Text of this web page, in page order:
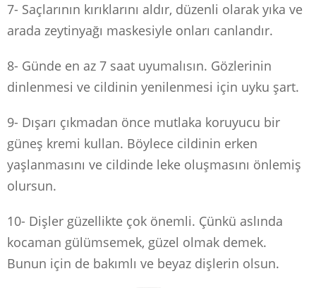
7- Saçlarının kırıklarını aldır, düzenli olarak yıka ve
arada zeytinyağı maskesiyle onları canlandır.
8- Günde en az 7 saat uyumalısın. Gözlerinin
dinlenmesi ve cildinin yenilenmesi için uyku şart.
9- Dışarı çıkmadan önce mutlaka koruyucu bir
güneş kremi kullan. Böylece cildinin erken
yaşlanmasını ve cildinde leke oluşmasını önlemiş
olursun.
10- Dişler güzellikte çok önemli. Çünkü aslında
kocaman gülümsemek, güzel olmak demek.
Bunun için de bakımlı ve beyaz dişlerin olsun.